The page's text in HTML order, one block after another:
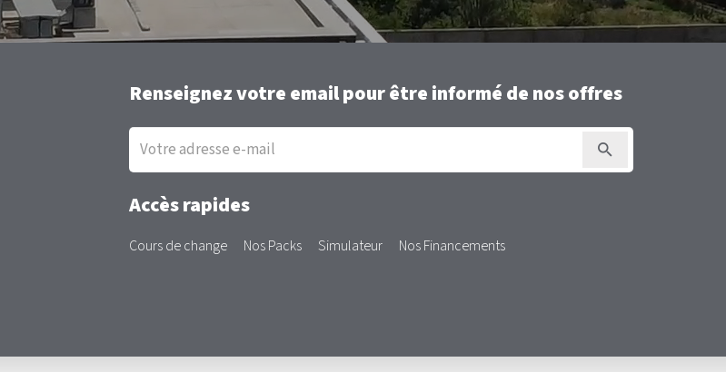
Renseignez votre email pour être informé de nos offres
Inscription
la
newsletter
Accès rapides
Cours de change Nos Packs Simulateur Nos Financements